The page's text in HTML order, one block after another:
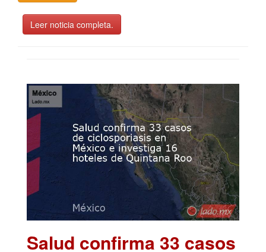
Leer noticia completa.
Salud confirma 33 casos